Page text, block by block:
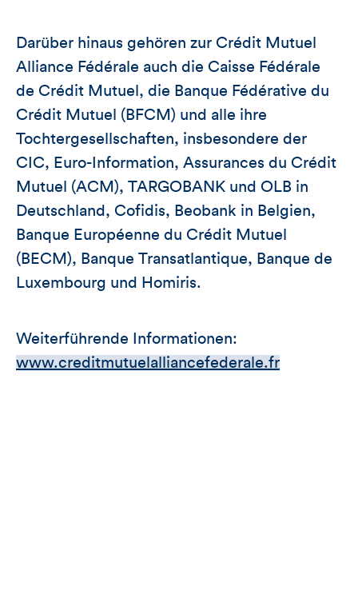
Darüber hinaus gehören zur Crédit Mutuel
Alliance Fédérale auch die Caisse Fédérale
de Crédit Mutuel, die Banque Fédérative du
Crédit Mutuel (BFCM) und alle ihre
Tochtergesellschaften, insbesondere der
CIC, Euro-Information, Assurances du Crédit
Mutuel (ACM), TARGOBANK und OLB in
Deutschland, Cofidis, Beobank in Belgien,
Banque Européenne du Crédit Mutuel
(BECM), Banque Transatlantique, Banque de
Luxembourg und Homiris.
Weiterführende Informationen:
www.creditmutuelalliancefederale.fr